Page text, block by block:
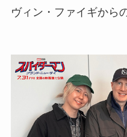
ヴィン・ファイギから